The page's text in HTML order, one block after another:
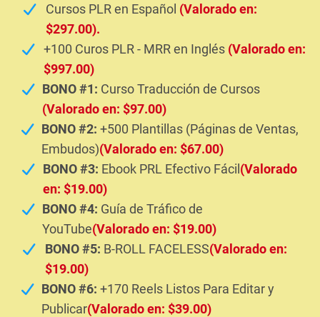
Cursos PLR en Español (Valorado en:
$297.00).
+100 Curos PLR - MRR en Inglés (Valorado en:
$997.00)
BONO #1: Curso Traducción de Cursos
(Valorado en: $97.00)
BONO #2: +500 Plantillas (Páginas de Ventas,
Embudos)(Valorado en: $67.00)
BONO #3: Ebook PRL Efectivo Fácil (Valorado
en: $19.00)
BONO #4: Guía de Tráfico de
YouTube(Valorado en: $19.00)
BONO #5: B-ROLL FACELESS(Valorado en:
$19.00)
BONO #6: +170 Reels Listos Para Editar y
Publicar(Valorado en: $39.00)